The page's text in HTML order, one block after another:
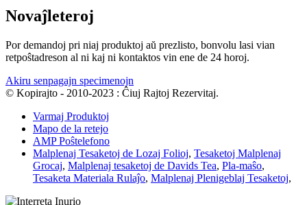
Novaĵleteroj
Por demandoj pri niaj produktoj aŭ prezlisto, bonvolu lasi vian
retpoŝtadreson al ni kaj ni kontaktos vin ene de 24 horoj.
Akiru senpagajn specimenojn
© Kopirajto - 2010-2023 : Ĉiuj Rajtoj Rezervitaj.
Varmaj Produktoj
Mapo de la retejo
AMP Poŝtelefono
Malplenaj Tesaketoj de Lozaj Folioj, Tesaketoj Malplenaj
Grocaj, Malplenaj tesaketoj de Davids Tea, Pla-maŝo,
Tesaketa Materiala Rulaĵo, Malplenaj Plenigeblaj Tesaketoj,